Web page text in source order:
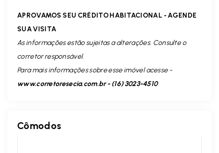
APROVAMOS SEU CRÉDITO HABITACIONAL - AGENDE
SUA VISITA
As informações estão sujeitas a alterações. Consulte o
corretor responsável.
Para mais informações sobre esse imóvel acesse -
www.corretoresecia.com.br - (16) 3023-4510
Cômodos